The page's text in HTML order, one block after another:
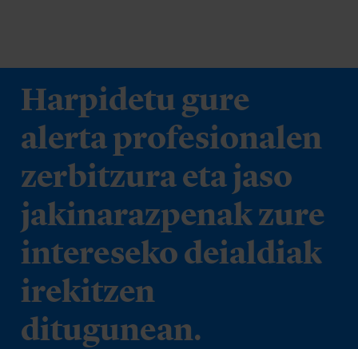
Harpidetu gure
alerta profesionalen
zerbitzura eta jaso
jakinarazpenak zure
intereseko deialdiak
irekitzen
ditugunean.